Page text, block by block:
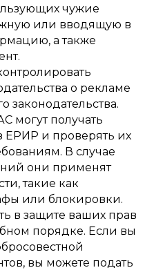
чужие
или вводящую в
а также
о рекламе
законодательства.
могут получать
ЕРИР и проверять их
В случае
они применят
такие как
или блокировки.
в защите ваших прав
порядке. Если вы
вы можете подать